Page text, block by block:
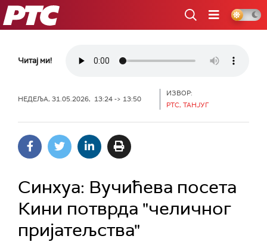
РТС
Читај ми!
НЕДЕЉА, 31.05.2026, 13:24 -> 13:50
ИЗВОР:
РТС, ТАНЈУГ
Синхуа: Вучићева посета
Кини потврда "челичног
пријатељства"